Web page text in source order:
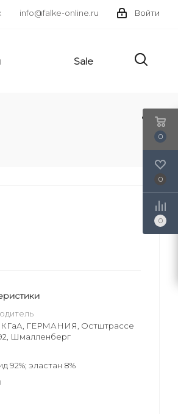
Войти
info@falke-online.ru
Sale
КГаА, ГЕРМАНИЯ, Остштрассе
Шмалленберг
92%; эластан 8%
0
0
0